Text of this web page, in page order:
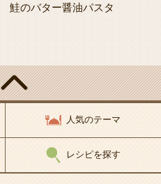
鮭のバター醤油パスタ
人気のテーマ
レシピを探す